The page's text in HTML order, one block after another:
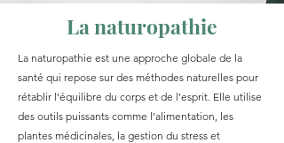
La naturopathie
La naturopathie est une approche globale de la
santé qui repose sur des méthodes naturelles pour
rétablir l’équilibre du corps et de l’esprit. Elle utilise
des outils puissants comme l'alimentation, les
plantes médicinales, la gestion du stress et